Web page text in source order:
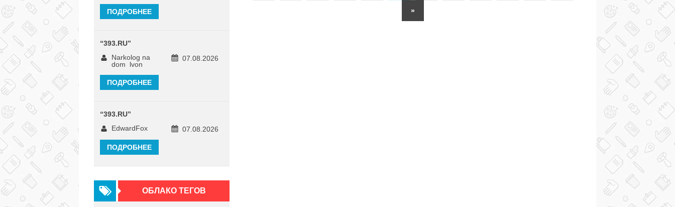
»
ПОДРОБНЕЕ
“393.RU”
07.08.2026
Narkolog na
dom_lvon
ПОДРОБНЕЕ
“393.RU”
07.08.2026
EdwardFox
ПОДРОБНЕЕ
ОБЛАКО ТЕГОВ